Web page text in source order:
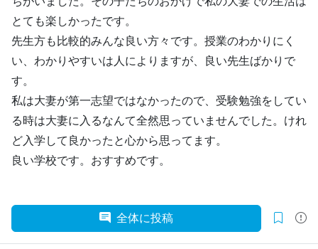
とても楽しかったです。
先生方も比較的みんな良い方々です。授業のわかりにく
い、わかりやすいは人によりますが、良い先生ばかりで
す。
私は大妻が第一志望ではなかったので、受験勉強をしてい
る時は大妻に入るなんて全然思っていませんでした。けれ
ど入学して良かったと心から思ってます。
良い学校です。おすすめです。
全体に投稿